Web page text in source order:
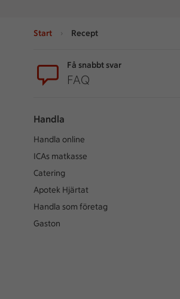
Start Recept
Få snabbt svar
FAQ
Handla
Handla online
ICAs matkasse
Catering
Apotek Hjärtat
Handla som företag
Gaston